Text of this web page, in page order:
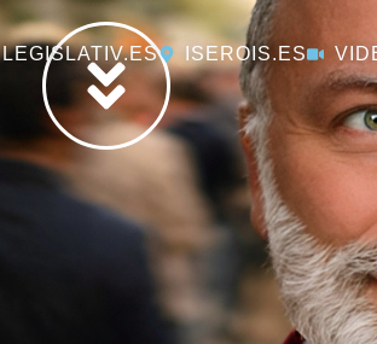
LEGISLATIV.ES ISEROIS.ES